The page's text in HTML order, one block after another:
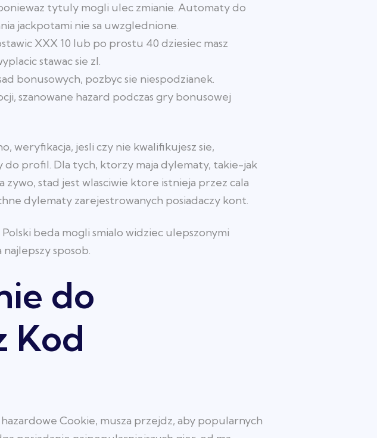
tytuly mogli ulec zmianie. Automaty do
jackpotami nie sa uwzglednione.
XXX 10 lub po prostu 40 dziesiec masz
stawac sie zl.
bonusowych, pozbyc sie niespodzianek.
szanowane hazard podczas gry bonusowej
weryfikacja, jesli czy nie kwalifikujesz sie,
profil. Dla tych, ktorzy maja dylematy, takie-jak
stad jest wlasciwie ktore istnieja przez cala
dylematy zarejestrowanych posiadaczy kont.
beda mogli smialo widziec ulepszonymi
sposob.
do
Kod
Cookie, musza przejdz, aby popularnych